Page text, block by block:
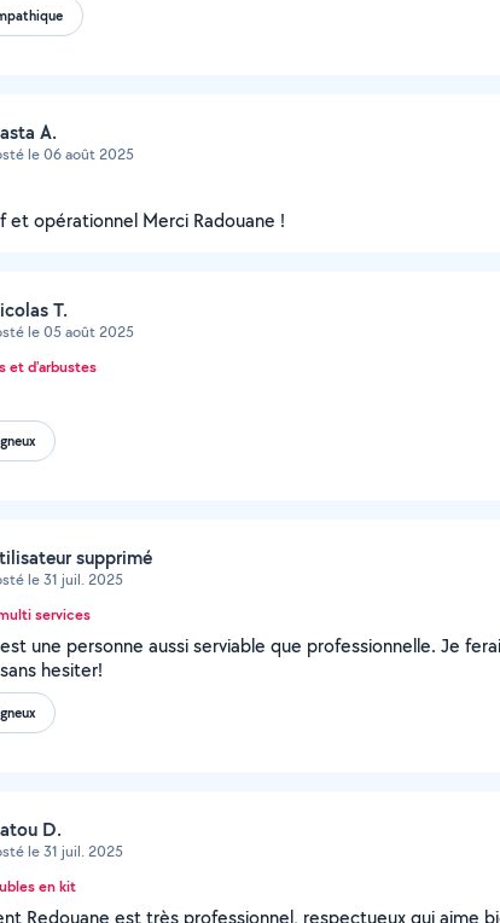
A.
le 06 août 2025
et opérationnel Merci Radouane !
T.
le 05 août 2025
et d'arbustes
supprimé
le 31 juil. 2025
services
une personne aussi serviable que professionnelle. Je
hesiter!
D.
le 31 juil. 2025
en kit
Redouane est très professionnel, respectueux qui aime